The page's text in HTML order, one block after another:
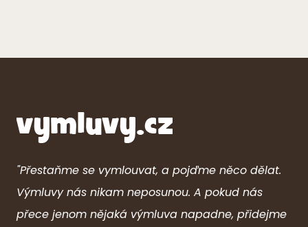
"Přestaňme se vymlouvat, a pojďme něco dělat.
Výmluvy nás nikam neposunou. A pokud nás
přece jenom nějaká výmluva napadne, přidejme